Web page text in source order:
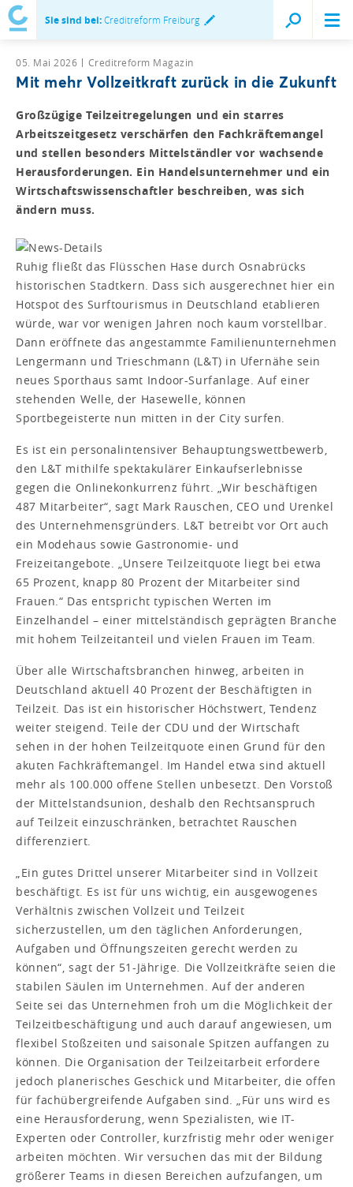
Sie sind bei:Creditreform Freiburg
05. Mai 2026 Creditreform Magazin
Mit mehr Vollzeitkraft zurück in die Zukunft
Großzügige Teilzeitregelungen und ein starres
Arbeitszeitgesetz verschärfen den Fachkräftemangel
und stellen besonders Mittelständler vor wachsende
Herausforderungen. Ein Handelsunternehmer und ein
Wirtschaftswissenschaftler beschreiben, was sich
ändern muss.
Ruhig fließt das Flüsschen Hase durch Osnabrücks
historischen Stadtkern. Dass sich ausgerechnet hier ein
Hotspot des Surftourismus in Deutschland etablieren
würde, war vor wenigen Jahren noch kaum vorstellbar.
Dann eröffnete das angestammte Familienunternehmen
Lengermann und Trieschmann (L&T) in Ufernähe sein
neues Sporthaus samt Indoor-Surfanlage. Auf einer
stehenden Welle, der Hasewelle, können
Sportbegeisterte nun mitten in der City surfen.
Es ist ein personalintensiver Behauptungswettbewerb,
den L&T mithilfe spektakulärer Einkaufserlebnisse
gegen die Onlinekonkurrenz führt. „Wir beschäftigen
487 Mitarbeiter“, sagt Mark Rauschen, CEO und Urenkel
des Unternehmensgründers. L&T betreibt vor Ort auch
ein Modehaus sowie Gastronomie- und
Freizeitangebote. „Unsere Teilzeitquote liegt bei etwa
65 Prozent, knapp 80 Prozent der Mitarbeiter sind
Frauen.“ Das entspricht typischen Werten im
Einzelhandel – einer mittelständisch geprägten Branche
mit hohem Teilzeitanteil und vielen Frauen im Team.
Über alle Wirtschaftsbranchen hinweg, arbeiten in
Deutschland aktuell 40 Prozent der Beschäftigten in
Teilzeit. Das ist ein historischer Höchstwert, Tendenz
weiter steigend. Teile der CDU und der Wirtschaft
sehen in der hohen Teilzeitquote einen Grund für den
akuten Fachkräftemangel. Im Handel etwa sind aktuell
mehr als 100.000 offene Stellen unbesetzt. Den Vorstoß
der Mittelstandsunion, deshalb den Rechtsanspruch
auf Teilzeit einzuschränken, betrachtet Rauschen
differenziert.
„Ein gutes Drittel unserer Mitarbeiter sind in Vollzeit
beschäftigt. Es ist für uns wichtig, ein ausgewogenes
Verhältnis zwischen Vollzeit und Teilzeit
sicherzustellen, um den täglichen Anforderungen,
Aufgaben und Öffnungszeiten gerecht werden zu
können“, sagt der 51-Jährige. Die Vollzeitkräfte seien die
stabilen Säulen im Unternehmen. Auf der anderen
Seite sei das Unternehmen froh um die Möglichkeit der
Teilzeitbeschäftigung und auch darauf angewiesen, um
flexibel Stoßzeiten und saisonale Spitzen auffangen zu
können. Die Organisation der Teilzeitarbeit erfordere
jedoch planerisches Geschick und Mitarbeiter, die offen
für fachübergreifende Aufgaben sind. „Für uns wird es
eine Herausforderung, wenn Spezialisten, wie IT-
Experten oder Controller, kurzfristig mehr oder weniger
arbeiten möchten. Wir versuchen das mit der Bildung
größerer Teams in diesen Bereichen aufzufangen, um